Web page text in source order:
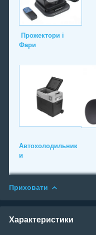
Прожектори і
Фари
Автохолодильник
и
Приховати
Характеристики